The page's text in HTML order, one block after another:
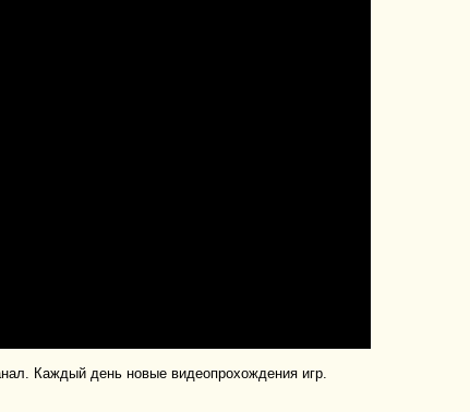
Каждый день новые видеопрохождения игр.